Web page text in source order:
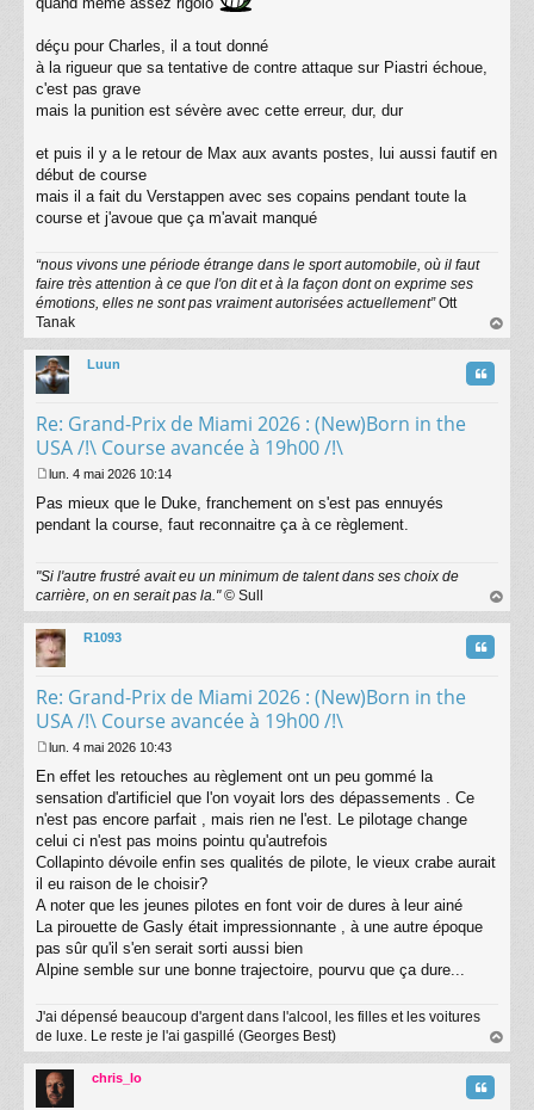
déçu pour Charles, il a tout donné
à la rigueur que sa tentative de contre attaque sur Piastri échoue,
c'est pas grave
mais la punition est sévère avec cette erreur, dur, dur
et puis il y a le retour de Max aux avants postes, lui aussi fautif en
début de course
mais il a fait du Verstappen avec ses copains pendant toute la
course et j'avoue que ça m'avait manqué
“nous vivons une période étrange dans le sport automobile, où il faut
faire très attention à ce que l'on dit et à la façon dont on exprime ses
émotions, elles ne sont pas vraiment autorisées actuellement”Ott
Tanak
au
Luun
Re: Grand-Prix de Miami 2026 : (New)Born in the
USA /!\ Course avancée à 19h00 /!\
Citation
e
s
g
e
lun. 4 mai 2026 10:14
Pas mieux que le Duke, franchement on s'est pas ennuyés
pendant la course, faut reconnaitre ça à ce règlement.
"Si l'autre frustré avait eu un minimum de talent dans ses choix de
carrière, on en serait pas la."© Sull
au
R1093
Re: Grand-Prix de Miami 2026 : (New)Born in the
USA /!\ Course avancée à 19h00 /!\
Citation
e
s
s
a
g
e
lun. 4 mai 2026 10:43
En effet les retouches au règlement ont un peu gommé la
sensation d'artificiel que l'on voyait lors des dépassements . Ce
n'est pas encore parfait , mais rien ne l'est. Le pilotage change
celui ci n'est pas moins pointu qu'autrefois
Collapinto dévoile enfin ses qualités de pilote, le vieux crabe aurait
il eu raison de le choisir?
A noter que les jeunes pilotes en font voir de dures à leur ainé
La pirouette de Gasly était impressionnante , à une autre époque
pas sûr qu'il s'en serait sorti aussi bien
Alpine semble sur une bonne trajectoire, pourvu que ça dure...
J'ai dépensé beaucoup d'argent dans l'alcool, les filles et les voitures
de luxe. Le reste je l'ai gaspillé (Georges Best)
au
chris_lo Citation